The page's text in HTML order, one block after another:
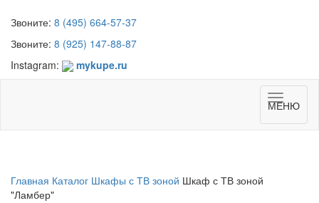
Звоните: 8 (495) 664-57-37
Звоните: 8 (925) 147-88-87
Instagram:
mykupe.ru
Toggle
МЕНЮ
Главная Каталог Шкафы с ТВ зоной Шкаф с ТВ зоной
"Ламбер"